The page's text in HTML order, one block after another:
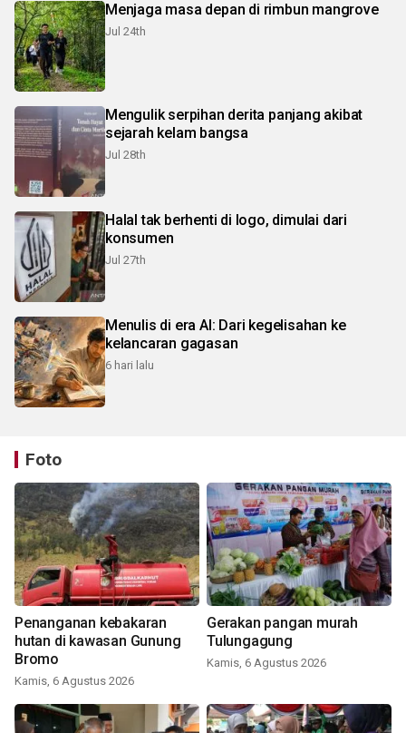
Menjaga masa depan di rimbun mangrove
Jul 24th
Mengulik serpihan derita panjang akibat
sejarah kelam bangsa
Jul 28th
Halal tak berhenti di logo, dimulai dari
konsumen
Jul 27th
Menulis di era AI: Dari kegelisahan ke
kelancaran gagasan
6 hari lalu
Foto
Penanganan kebakaran
hutan di kawasan Gunung
Bromo
Kamis, 6 Agustus 2026
Gerakan pangan murah
Tulungagung
Kamis, 6 Agustus 2026